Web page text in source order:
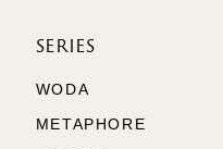
SERIES
WODA
METAPHORE